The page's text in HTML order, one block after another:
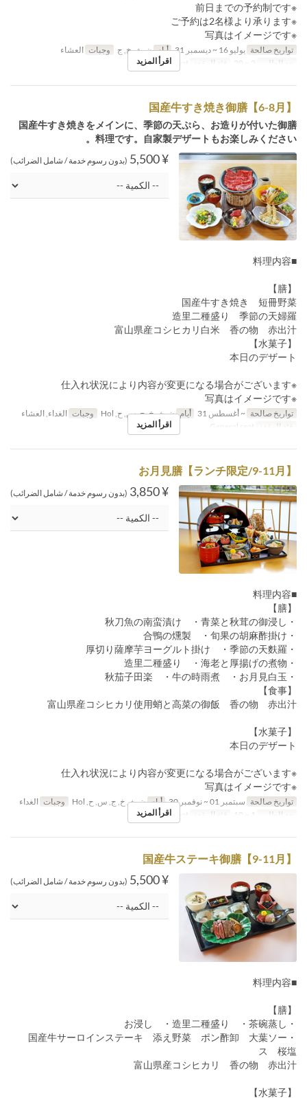
※前日までの予約制です
※ご予約は2名様より承ります
※写真はイメージです
تواريخ صالحة يوليو 16 ~ ديسمبر 31 أيام ن, ث, خ, ج وجبات العشاء
حد الطلب
فئة المقعد اقرأ المزيد
国産牛すき焼き御膳【6-8月】
国産牛すき焼きをメインに、季節の天ぷら、お造りが付いた御膳
料理です。自家製デザートもお楽しみください。
¥ 5,500 (بدون رسوم خدمة / شامل الضرائب)
■料理内容
【膳】
国産牛すき焼き 短冊野菜
造里二種盛り 季節の天婦羅
富山県産コシヒカリ白米 香の物 赤出汁
【水菓子】
本日のデザート
※仕入れ状況により内容が変更になる場合がございます
※写真はイメージです
تواريخ صالحة ~ أغسطس 31 أيام ن, ث, خ, ج, س, ح, Hol وجبات الغداء, العشاء
فئة المقعد
اقرأ المزيد
お月見膳【ランチ限定/9-11月】
¥ 3,850 (بدون رسوم خدمة / شامل الضرائب)
■料理内容
【膳】
・秋刀魚の南蛮漬け ・青菜と秋茸の御浸し
・合鴨の燻製 ・旬果の胡麻酢掛け
・厚切り薩摩芋ヨーグルト掛け ・季節の天麩羅
・造里二種盛り ・海老と厚揚げの煮物
・秋茄子田楽 ・牛の時雨煮 ・お月見白玉
【食事】
富山県産コシヒカリ使用蛸と高菜の御飯 香の物 赤出汁
【水菓子】
本日のデザート
※仕入れ状況により内容が変更になる場合がございます
※写真はイメージです
تواريخ صالحة سبتمبر 01 ~ نوفمبر 30 أيام ن, ث, خ, ج, س, ح, Hol وجبات الغداء
حد الطلب
فئة المقعد اقرأ المزيد
国産牛ステーキ御膳【9-11月】
¥ 5,500 (بدون رسوم خدمة / شامل الضرائب)
■料理内容
【膳】
・お浸し ・造里二種盛り ・茶碗蒸し
・国産牛サーロインステーキ 添え野菜 ポン酢卸 大葉ソー
ス 桜塩
富山県産コシヒカリ 香の物 赤出汁
【水菓子】